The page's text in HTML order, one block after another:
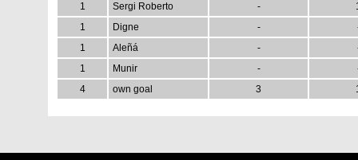
1
Sergi Roberto -
1
Digne -
1
Aleñá -
1
Munir -
4
own goal 3